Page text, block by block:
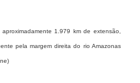
1.979 km de extensão,
pela margem direita do rio Amazonas